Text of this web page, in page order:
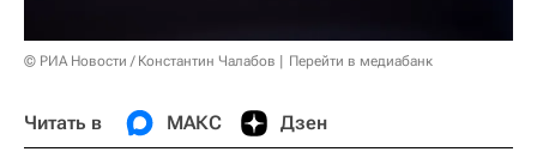
© РИА Новости / Константин Чалабов Перейти в медиабанк
Читать в МАКС Дзен